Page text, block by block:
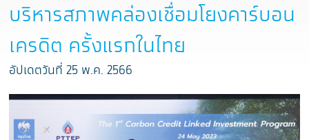
บริหารสภาพคล่องเชื่อมโยงคาร์บอน
เครดิต ครั้งแรกในไทย
อัปเดตวันที่ 25 พ.ค. 2566